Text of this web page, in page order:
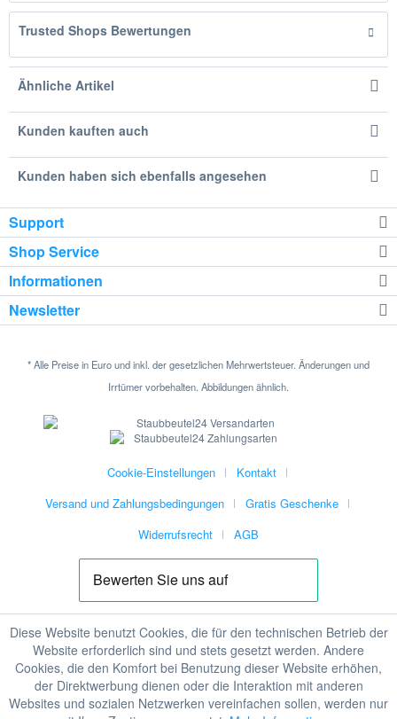
Trusted Shops Bewertungen
Ähnliche Artikel
Kunden kauften auch
Kunden haben sich ebenfalls angesehen
Support
Shop Service
Informationen
Newsletter
* Alle Preise in Euro und inkl. der gesetzlichen Mehrwertsteuer. Änderungen und
Irrtümer vorbehalten. Abbildungen ähnlich.
Cookie-Einstellungen
Kontakt
Versand und Zahlungsbedingungen
Gratis Geschenke
Widerrufsrecht
AGB
Diese Website benutzt Cookies, die für den technischen Betrieb der
Website erforderlich sind und stets gesetzt werden. Andere
Cookies, die den Komfort bei Benutzung dieser Website erhöhen,
der Direktwerbung dienen oder die Interaktion mit anderen
Websites und sozialen Netzwerken vereinfachen sollen, werden nur